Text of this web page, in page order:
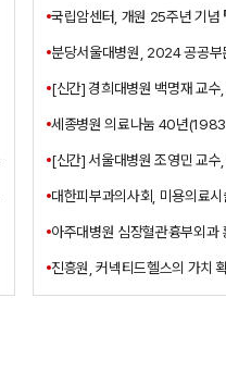
분당서울대병원, 2024 공공부